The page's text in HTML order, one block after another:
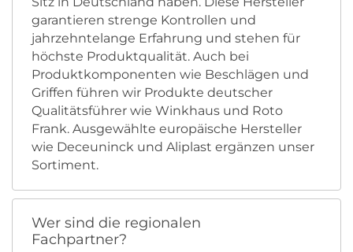
garantieren strenge Kontrollen und
jahrzehntelange Erfahrung und stehen für
höchste Produktqualität. Auch bei
Produktkomponenten wie Beschlägen und
Griffen führen wir Produkte deutscher
Qualitätsführer wie Winkhaus und Roto
Frank. Ausgewählte europäische Hersteller
wie Deceuninck und Aliplast ergänzen unser
Sortiment.
Wer sind die regionalen
Fachpartner?